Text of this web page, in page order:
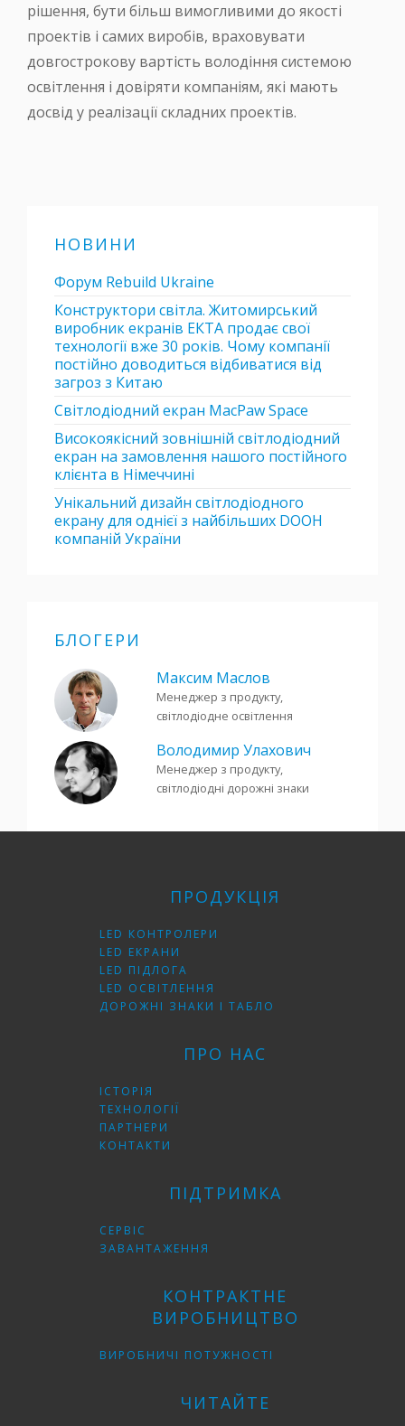
рішення, бути більш вимогливими до якості
проектів і самих виробів, враховувати
довгострокову вартість володіння системою
освітлення і довіряти компаніям, які мають
досвід у реалізації складних проектів.
НОВИНИ
Форум Rebuild Ukraine
Конструктори світла. Житомирський
виробник екранів ЕКТА продає свої
технології вже 30 років. Чому компанії
постійно доводиться відбиватися від
загроз з Китаю
Світлодіодний екран MacPaw Space
Високоякісний зовнішній світлодіодний
екран на замовлення нашого постійного
клієнта в Німеччині
Унікальний дизайн світлодіодного
екрану для однієї з найбільших DOOH
компаній України
БЛОГЕРИ
Максим Маслов
Менеджер з продукту,
світлодіодне освітлення
Володимир Улахович
Менеджер з продукту,
світлодіодні дорожні знаки
ПРОДУКЦІЯ
LED КОНТРОЛЕРИ
LED ЕКРАНИ
LED ПІДЛОГА
LED ОСВІТЛЕННЯ
ДОРОЖНІ ЗНАКИ І ТАБЛО
ПРО НАС
ІСТОРІЯ
ТЕХНОЛОГІЇ
ПАРТНЕРИ
КОНТАКТИ
ПІДТРИМКА
СЕРВІС
ЗАВАНТАЖЕННЯ
КОНТРАКТНЕ
ВИРОБНИЦТВО
ВИРОБНИЧІ ПОТУЖНОСТІ
ЧИТАЙТЕ